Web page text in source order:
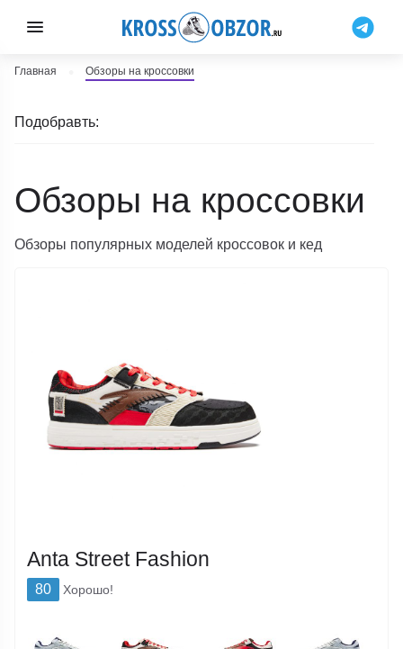
Главная Обзоры на кроссовки
Подобравть:
Обзоры на кроссовки
Обзоры популярных моделей кроссовок и кед
Anta Street Fashion
80 Хорошо!